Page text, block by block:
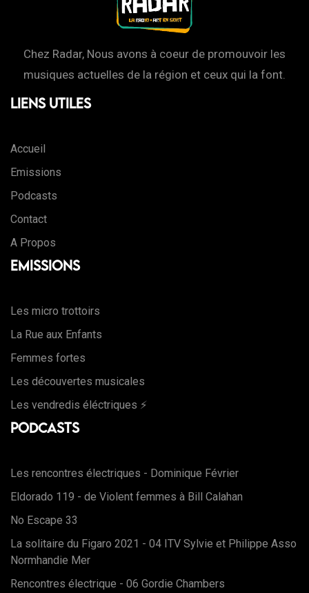
Chez Radar, Nous avons à coeur de promouvoir les
musiques actuelles de la région et ceux qui la font.
Liens Utiles
Accueil
Emissions
Podcasts
Contact
A Propos
Emissions
Les micro trottoirs
La Rue aux Enfants
Femmes fortes
Les découvertes musicales
Les vendredis éléctriques ⚡️
Podcasts
Les rencontres électriques - Dominique Février
Eldorado 119 - de Violent femmes à Bill Calahan
No Escape 33
La solitaire du Figaro 2021 - 04 ITV Sylvie et Philippe Asso
Normhandie Mer
Rencontres électrique - 06 Gordie Chambers